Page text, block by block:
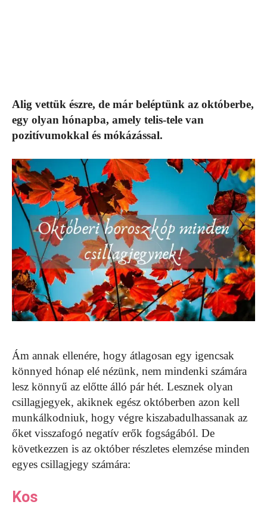
Alig vettük észre, de már beléptünk az októberbe,
egy olyan hónapba, amely telis-tele van
pozitívumokkal és mókázással.
Ám annak ellenére, hogy átlagosan egy igencsak
könnyed hónap elé nézünk, nem mindenki számára
lesz könnyű az előtte álló pár hét. Lesznek olyan
csillagjegyek, akiknek egész októberben azon kell
munkálkodniuk, hogy végre kiszabadulhassanak az
őket visszafogó negatív erők fogságából. De
következzen is az október részletes elemzése minden
egyes csillagjegy számára:
Kos